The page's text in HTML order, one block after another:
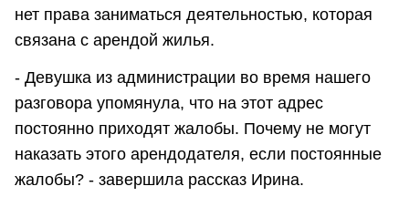
нет права заниматься деятельностью, которая
связана с арендой жилья.
- Девушка из администрации во время нашего
разговора упомянула, что на этот адрес
постоянно приходят жалобы. Почему не могут
наказать этого арендодателя, если постоянные
жалобы? - завершила рассказ Ирина.